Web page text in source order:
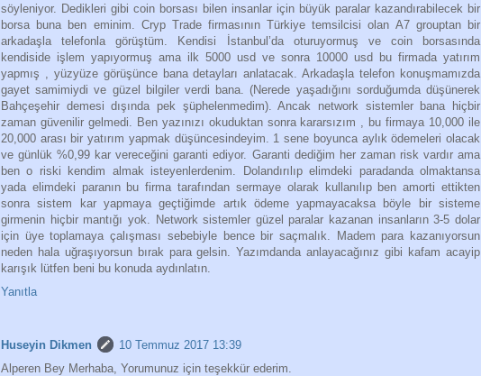
söyleniyor. Dedikleri gibi coin borsası bilen insanlar için büyük paralar kazandırabilecek bir
borsa buna ben eminim. Cryp Trade firmasının Türkiye temsilcisi olan A7 grouptan bir
arkadaşla telefonla görüştüm. Kendisi İstanbul’da oturuyormuş ve coin borsasında
kendiside işlem yapıyormuş ama ilk 5000 usd ve sonra 10000 usd bu firmada yatırım
yapmış , yüzyüze görüşünce bana detayları anlatacak. Arkadaşla telefon konuşmamızda
gayet samimiydi ve güzel bilgiler verdi bana. (Nerede yaşadığını sorduğumda düşünerek
Bahçeşehir demesi dışında pek şüphelenmedim). Ancak network sistemler bana hiçbir
zaman güvenilir gelmedi. Ben yazınızı okuduktan sonra kararsızım , bu firmaya 10,000 ile
20,000 arası bir yatırım yapmak düşüncesindeyim. 1 sene boyunca aylık ödemeleri olacak
ve günlük %0,99 kar vereceğini garanti ediyor. Garanti dediğim her zaman risk vardır ama
ben o riski kendim almak isteyenlerdenim. Dolandırılıp elimdeki paradanda olmaktansa
yada elimdeki paranın bu firma tarafından sermaye olarak kullanılıp ben amorti ettikten
sonra sistem kar yapmaya geçtiğimde artık ödeme yapmayacaksa böyle bir sisteme
girmenin hiçbir mantığı yok. Network sistemler güzel paralar kazanan insanların 3-5 dolar
için üye toplamaya çalışması sebebiyle bence bir saçmalık. Madem para kazanıyorsun
neden hala uğraşıyorsun bırak para gelsin. Yazımdanda anlayacağınız gibi kafam acayip
karışık lütfen beni bu konuda aydınlatın.
Yanıtla
Huseyin Dikmen
10 Temmuz 2017 13:39
Alperen Bey Merhaba, Yorumunuz için teşekkür ederim.